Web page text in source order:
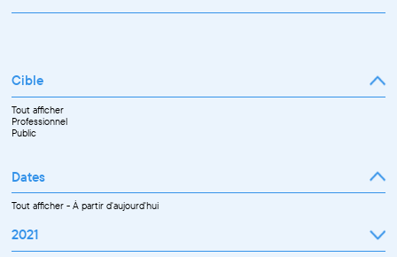
Cible
Tout afficher
Professionnel
Public
Dates
Tout afficher-À partir d'aujourd'hui
2021